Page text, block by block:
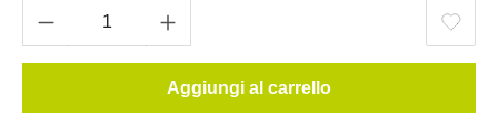
Aggiungi al carrello